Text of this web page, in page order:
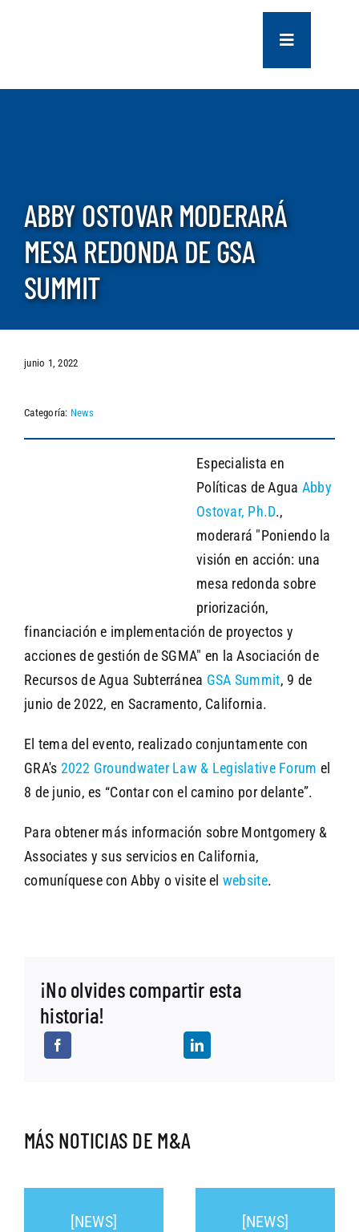
Navegación
de
palanca
COMPANY
PROJECTS
ABBY OSTOVAR MODERARÁ
MESA REDONDA DE GSA
SUMMIT
junio 1, 2022
Categoría: News
Especialista en
Políticas de Agua Abby
Ostovar, Ph.D.,
moderará "Poniendo la
visión en acción: una
mesa redonda sobre
priorización,
financiación e implementación de proyectos y
acciones de gestión de SGMA" en la Asociación de
Recursos de Agua Subterránea GSA Summit, 9 de
junio de 2022, en Sacramento, California.
El tema del evento, realizado conjuntamente con
GRA's 2022 Groundwater Law & Legislative Forum el
8 de junio, es “Contar con el camino por delante”.
Para obtener más información sobre Montgomery &
Associates y sus servicios en California,
comuníquese con Abby o visite el website.
¡No olvides compartir esta
historia!
MÁS NOTICIAS DE M&A
[NEWS] [NEWS]